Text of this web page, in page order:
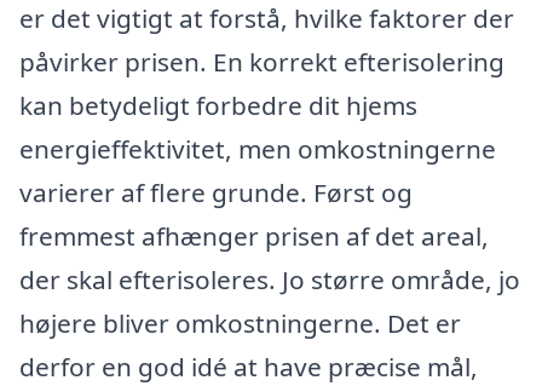
er det vigtigt at forstå, hvilke faktorer der
påvirker prisen. En korrekt efterisolering
kan betydeligt forbedre dit hjems
energieffektivitet, men omkostningerne
varierer af flere grunde. Først og
fremmest afhænger prisen af det areal,
der skal efterisoleres. Jo større område, jo
højere bliver omkostningerne. Det er
derfor en god idé at have præcise mål,